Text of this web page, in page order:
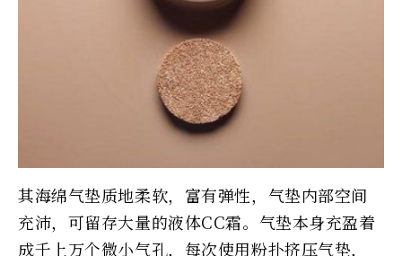
其海绵气垫质地柔软，富有弹性，气垫内部空间
充沛，可留存大量的液体CC霜。气垫本身充盈着
成千上万个微小气孔，每次使用粉扑挤压气垫，